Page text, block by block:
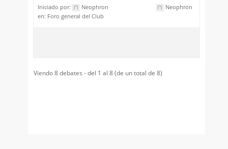
Iniciado por:
Neophron
en: Foro general del Club
Neophron
Viendo 8 debates - del 1 al 8 (de un total de 8)